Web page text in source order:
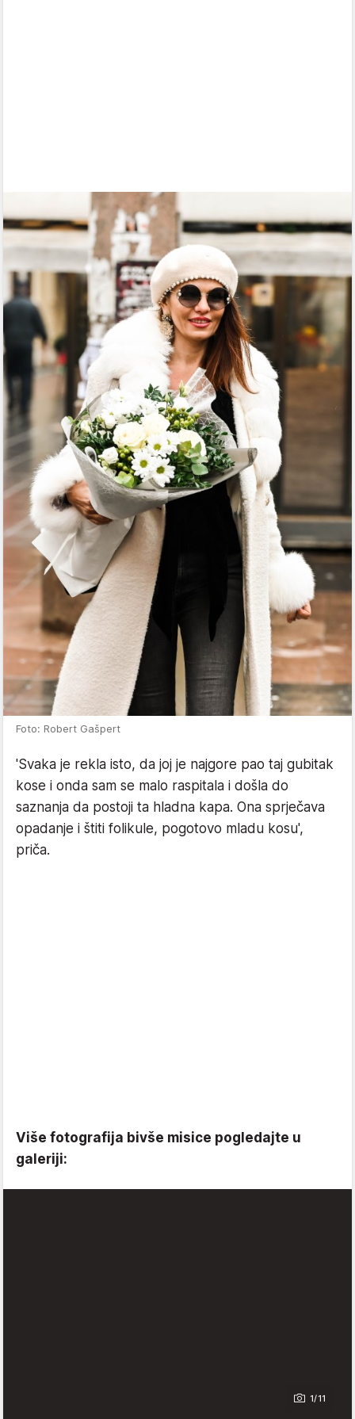
Foto: Robert Gašpert
'Svaka je rekla isto, da joj je najgore pao taj gubitak
kose i onda sam se malo raspitala i došla do
saznanja da postoji ta hladna kapa. Ona sprječava
opadanje i štiti folikule, pogotovo mladu kosu',
priča.
Više fotografija bivše misice pogledajte u
galeriji:
1/11